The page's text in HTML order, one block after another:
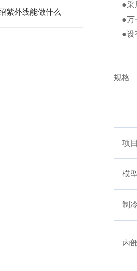
紫外线能做什么
●采
●万
●设
规格
项
模
制
内